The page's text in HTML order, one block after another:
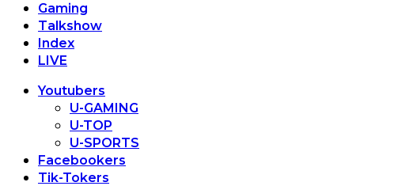
Gaming
Talkshow
Index
LIVE
Youtubers
U-GAMING
U-TOP
U-SPORTS
Facebookers
Tik-Tokers